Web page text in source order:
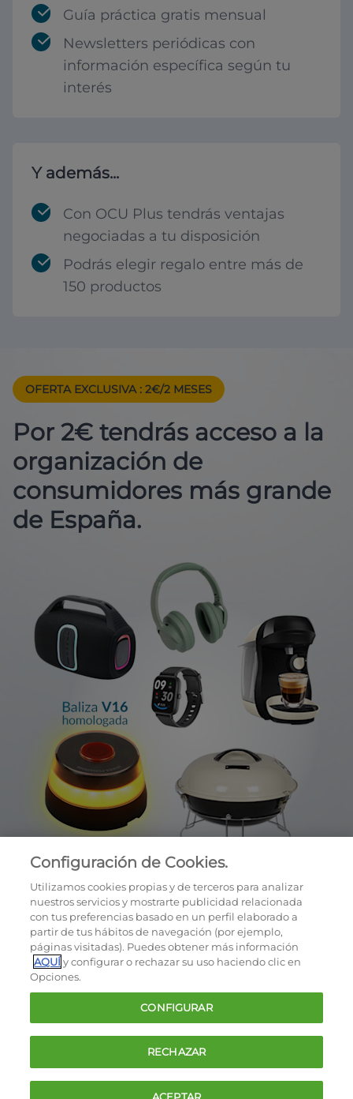
Guía práctica gratis mensual
Newsletters periódicas con
información específica según tu
interés
Y además...
Con OCU Plus tendrás ventajas
negociadas a tu disposición
Podrás elegir regalo entre más de
150 productos
OFERTA EXCLUSIVA : 2€/2 MESES
Por 2€ tendrás acceso a la
organización de
consumidores más grande
de España.
Cookies
Política de privacidad
Términos y condiciones de la oferta
Contacto
FAQ
Configuración de Cookies.
Utilizamos cookies propias y de terceros para analizar
nuestros servicios y mostrarte publicidad relacionada
con tus preferencias basado en un perfil elaborado a
partir de tus hábitos de navegación (por ejemplo,
páginas visitadas). Puedes obtener más información
AQUÍy configurar o rechazar su uso haciendo clic en
Opciones.
CONFIGURAR
RECHAZAR